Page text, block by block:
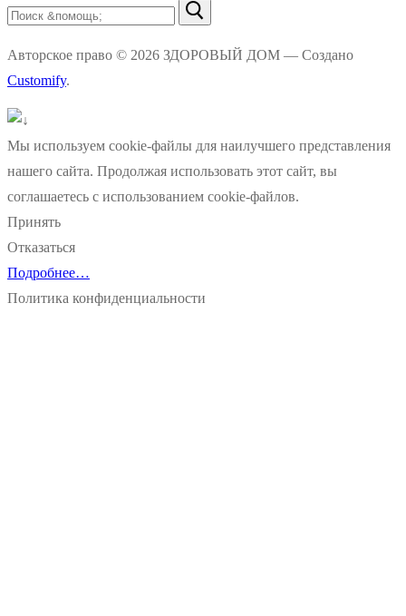
Найти:
Авторское право © 2026 ЗДОРОВЫЙ ДОМ — Создано
Customify.
Мы используем cookie-файлы для наилучшего представления
нашего сайта. Продолжая использовать этот сайт, вы
соглашаетесь с использованием cookie-файлов.
Принять
Отказаться
Подробнее…
Политика конфиденциальности